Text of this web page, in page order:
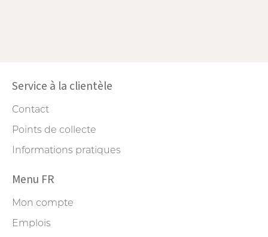
Service à la clientèle
Contact
Points de collecte
Informations pratiques
Menu FR
Mon compte
Emplois